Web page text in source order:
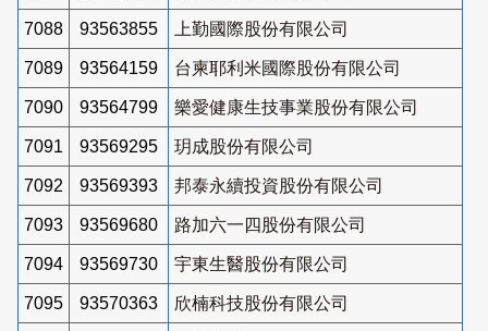
7088 93563855 上勤國際股份有限公司
7089 93564159 台柬耶利米國際股份有限公司
7090 93564799 樂愛健康生技事業股份有限公司
7091 93569295 玥成股份有限公司
7092 93569393 邦泰永續投資股份有限公司
7093 93569680 路加六一四股份有限公司
7094 93569730 宇東生醫股份有限公司
7095 93570363 欣楠科技股份有限公司